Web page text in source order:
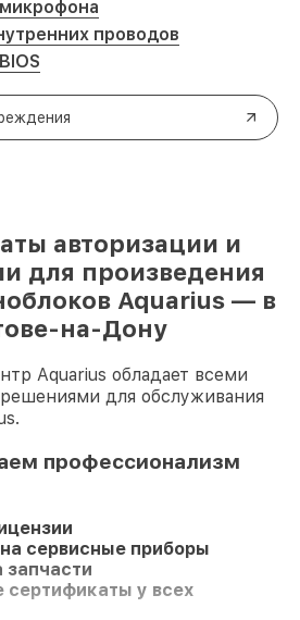
проводов
авторизации и
для произведения
Aquarius — в
на-Дону
Aquarius обладает всеми
для обслуживания
профессионализм
сервисные приборы
сертификаты у всех